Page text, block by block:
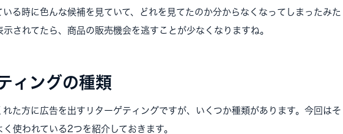
いる時に色んな候補を見ていて、どれを見てたのか分からなくなってしまったみた
示されてたら、商品の販売機会を逃すことが少なくなりますね。
ィングの種類
れた方に広告を出すリターゲティングですが、いくつか種類があります。今回はそ
使われている2つを紹介しておきます。